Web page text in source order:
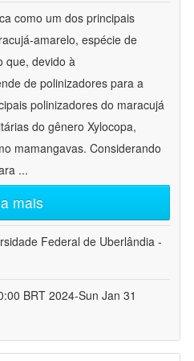
como um dos principais
amarelo, espécie de
que, devido à
de polinizadores para a
polinizadores do maracujá
do gênero Xylocopa,
mamangavas. Considerando
...
mais
Federal de Uberlândia -
BRT 2024-Sun Jan 31